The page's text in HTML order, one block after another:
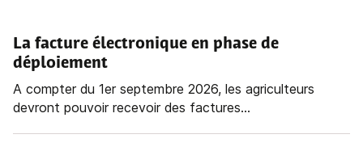
La facture électronique en phase de
déploiement
A compter du 1er septembre 2026, les agriculteurs
devront pouvoir recevoir des factures...